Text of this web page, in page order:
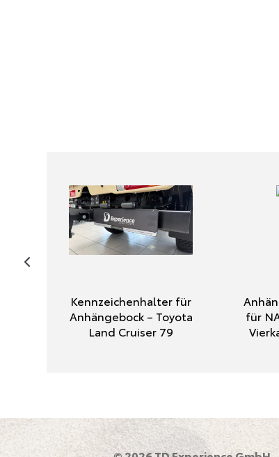
Kennzeichenhalter für
Anhängebock – Toyota
Land Cruiser 79
für